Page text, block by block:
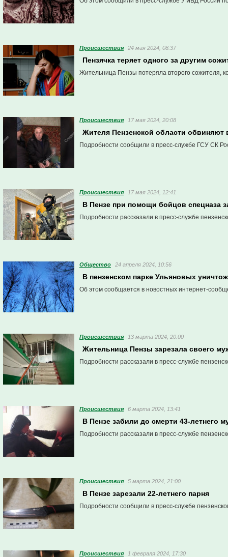
Проиcшествия 24 мая 2024, 08:37
Пензячка теряет одного за другим
Жительница Пензы потеряла второго сожителя,
Проиcшествия 17 мая 2024, 20:08
Жителя Пензенской области обвиняют
Подробности сообщили в пресс-службе ГСУ СК
Проиcшествия 17 мая 2024, 12:41
В Пензе при помощи бойцов спецназа
Подробности рассказали в пресс-службе
Общество 24 апреля 2024, 10:56
В пензенском парке Ульяновых
Об этом сообщается в новостных интернет-
Проиcшествия 13 марта 2024, 20:00
Жительница Пензы зарезала своего
Подробности рассказали в пресс-службе
Проиcшествия 6 марта 2024, 13:41
В Пензе забили до смерти 43-летнего
Подробности рассказали в пресс-службе
Проиcшествия 5 марта 2024, 21:00
В Пензе зарезали 22-летнего парня
Подробности сообщили в пресс-службе
Проиcшествия 1 февраля 2024, 17:30